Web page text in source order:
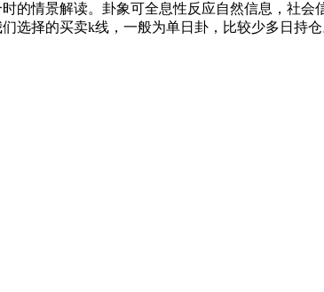
情景解读。卦象可全息性反应自然信息，社会
选择的买卖k线，一般为单日卦，比较少多日持